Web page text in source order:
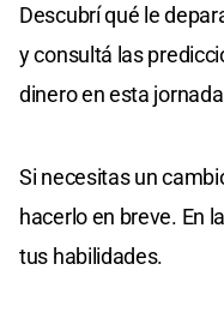
Descubrí qué le
y consultá las
dinero en esta
Si necesitas un
hacerlo en breve. En
tus habilidades.